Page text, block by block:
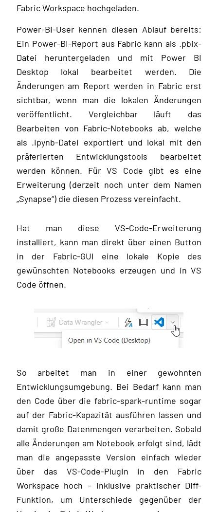
Fabric Workspace hochgeladen.
Power-BI-User kennen diesen Ablauf bereits:
Ein Power-BI-Report aus Fabric kann als .pbix-
Datei heruntergeladen und mit Power BI
Desktop lokal bearbeitet werden. Die
Änderungen am Report werden in Fabric erst
sichtbar, wenn man die lokalen Änderungen
veröffentlicht. Vergleichbar läuft das
Bearbeiten von Fabric-Notebooks ab, welche
als .ipynb-Datei exportiert und lokal mit den
präferierten Entwicklungstools bearbeitet
werden können. Für VS Code gibt es eine
Erweiterung (derzeit noch unter dem Namen
„Synapse“) die diesen Prozess vereinfacht.
Hat man diese VS-Code-Erweiterung
installiert, kann man direkt über einen Button
in der Fabric-GUI eine lokale Kopie des
gewünschten Notebooks erzeugen und in VS
Code öffnen.
So arbeitet man in einer gewohnten
Entwicklungsumgebung. Bei Bedarf kann man
den Code über die fabric-spark-runtime sogar
auf der Fabric-Kapazität ausführen lassen und
damit große Datenmengen verarbeiten. Sobald
alle Änderungen am Notebook erfolgt sind, lädt
man die angepasste Version einfach wieder
über das VS-Code-Plugin in den Fabric
Workspace hoch – inklusive praktischer Diff-
Funktion, um Unterschiede gegenüber der